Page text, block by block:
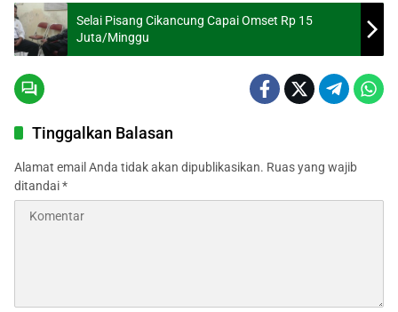
Selai Pisang Cikancung Capai Omset Rp 15
Juta/Minggu
Tinggalkan Balasan
Alamat email Anda tidak akan dipublikasikan. Ruas yang wajib
ditandai*